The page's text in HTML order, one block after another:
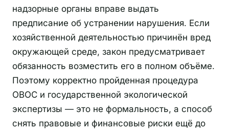
надзорные органы вправе выдать
предписание об устранении нарушения. Если
хозяйственной деятельностью причинён вред
окружающей среде, закон предусматривает
обязанность возместить его в полном объёме.
Поэтому корректно пройденная процедура
ОВОС и государственной экологической
экспертизы — это не формальность, а способ
снять правовые и финансовые риски ещё до